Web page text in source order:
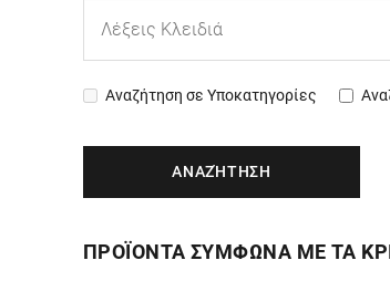
Αναζήτηση σε Υποκατηγορίες
ΠΡΟΪΟΝΤΑ ΣΥΜΦΩΝΑ ΜΕ ΤΑ